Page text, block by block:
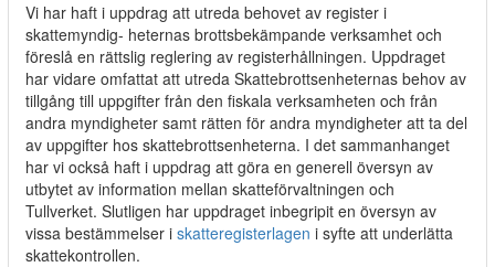
Vi har haft i uppdrag att utreda behovet av register i
skattemyndig- heternas brottsbekämpande verksamhet och
föreslå en rättslig reglering av registerhållningen. Uppdraget
har vidare omfattat att utreda Skattebrottsenheternas behov av
tillgång till uppgifter från den fiskala verksamheten och från
andra myndigheter samt rätten för andra myndigheter att ta del
av uppgifter hos skattebrottsenheterna. I det sammanhanget
har vi också haft i uppdrag att göra en generell översyn av
utbytet av information mellan skatteförvaltningen och
Tullverket. Slutligen har uppdraget inbegripit en översyn av
vissa bestämmelser i skatteregisterlagen i syfte att underlätta
skattekontrollen.